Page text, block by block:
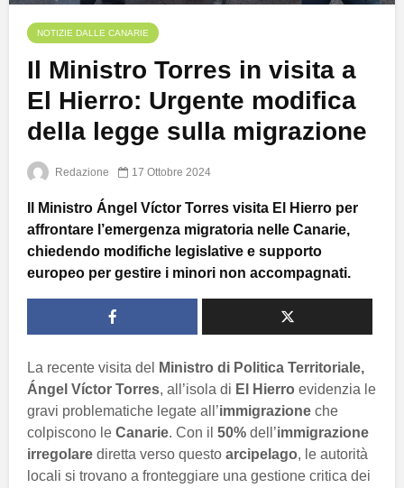
NOTIZIE DALLE CANARIE
Il Ministro Torres in visita a
El Hierro: Urgente modifica
della legge sulla migrazione
Redazione 17 Ottobre 2024
Il Ministro Ángel Víctor Torres visita El Hierro per
affrontare l’emergenza migratoria nelle Canarie,
chiedendo modifiche legislative e supporto
europeo per gestire i minori non accompagnati.
La recente visita del
Ministro di Politica Territoriale,
Ángel Víctor Torres, all’isola di El Hierro evidenzia le
gravi problematiche legate all’immigrazione che
colpiscono le Canarie. Con il 50% dell’immigrazione
irregolare diretta verso questo arcipelago, le autorità
locali si trovano a fronteggiare una gestione critica dei